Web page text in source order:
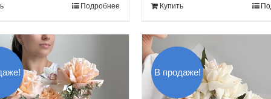
Подробнее Купить
В продаже!